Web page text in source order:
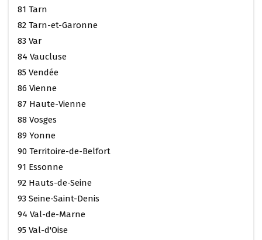
81 Tarn
82 Tarn-et-Garonne
83 Var
84 Vaucluse
85 Vendée
86 Vienne
87 Haute-Vienne
88 Vosges
89 Yonne
90 Territoire-de-Belfort
91 Essonne
92 Hauts-de-Seine
93 Seine-Saint-Denis
94 Val-de-Marne
95 Val-d'Oise